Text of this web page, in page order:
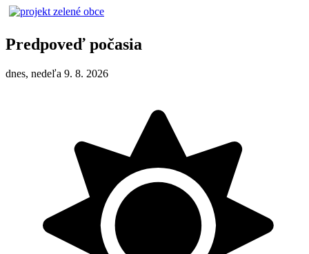
Predpoveď počasia
dnes, nedeľa 9. 8. 2026